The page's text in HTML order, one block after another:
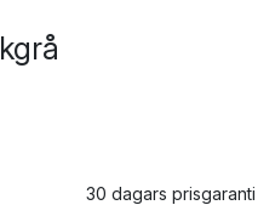
30 dagars prisgaranti